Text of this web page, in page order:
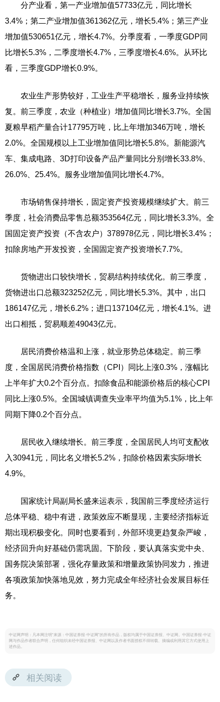
分产业看，第一产业增加值57733亿元，同比增长
3.4%；第二产业增加值361362亿元，增长5.4%；第三产业
增加值530651亿元，增长4.7%。分季度看，一季度GDP同
比增长5.3%，二季度增长4.7%，三季度增长4.6%。从环比
看，三季度GDP增长0.9%。
农业生产形势较好，工业生产平稳增长，服务业持续恢
复。前三季度，农业（种植业）增加值同比增长3.7%。全国
夏粮早稻产量合计17795万吨，比上年增加346万吨，增长
2.0%。全国规模以上工业增加值同比增长5.8%。新能源汽
车、集成电路、3D打印设备产品产量同比分别增长33.8%、
26.0%、25.4%。服务业增加值同比增长4.7%。
市场销售保持增长，固定资产投资规模继续扩大。前三
季度，社会消费品零售总额353564亿元，同比增长3.3%。全
国固定资产投资（不含农户）378978亿元，同比增长3.4%；
扣除房地产开发投资，全国固定资产投资增长7.7%。
货物进出口较快增长，贸易结构持续优化。前三季度，
货物进出口总额323252亿元，同比增长5.3%。其中，出口
186147亿元，增长6.2%；进口137104亿元，增长4.1%。进
出口相抵，贸易顺差49043亿元。
居民消费价格温和上涨，就业形势总体稳定。前三季
度，全国居民消费价格指数（CPI）同比上涨0.3%，涨幅比
上半年扩大0.2个百分点。扣除食品和能源价格后的核心CPI
同比上涨0.5%。全国城镇调查失业率平均值为5.1%，比上年
同期下降0.2个百分点。
居民收入继续增长。前三季度，全国居民人均可支配收
入30941元，同比名义增长5.2%，扣除价格因素实际增长
4.9%。
国家统计局副局长盛来运表示，我国前三季度经济运行
总体平稳、稳中有进，政策效应不断显现，主要经济指标近
期出现积极变化。同时也要看到，外部环境更趋复杂严峻，
经济回升向好基础仍需巩固。下阶段，要认真落实党中央、
国务院决策部署，强化存量政策和增量政策协同发力，推进
各项政策加快落地见效，努力完成全年经济社会发展目标任
务。
中证网声明：凡本网注明“来源：中国证券报·中证网”的所有作品，版权均属于中国证券报、中证网。中国证券报·中证
网与作品作者联合声明，任何组织未经中国证券报、中证网以及作者书面授权不得转载、摘编或利用其它方式使用上
述作品。
相关阅读